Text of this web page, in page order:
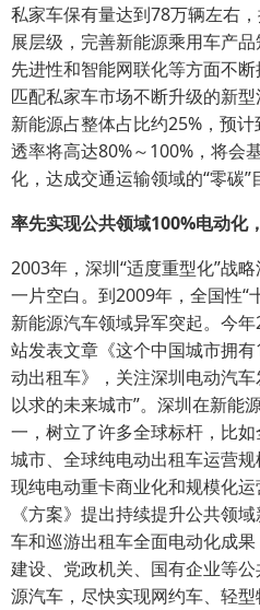
私家车保有量达到78万辆左右
展层级，完善新能源乘用车产
先进性和智能网联化等方面不
匹配私家车市场不断升级的新
新能源占整体占比约25%，预
透率将高达80%～100%，将会
化，达成交通运输领域的“零碳”
率先实现公共领域100%电动化，
2003年，深圳“适度重型化”战
一片空白。到2009年，全国性“
新能源汽车领域异军突起。今
站发表文章《这个中国城市拥
动出租车》，关注深圳电动汽
以求的未来城市”。深圳在新能
一，树立了许多全球标杆，比
城市、全球纯电动出租车运营
现纯电动重卡商业化和规模化
《方案》提出持续提升公共领
车和巡游出租车全面电动化成
建设、党政机关、国有企业等
源汽车，尽快实现网约车、轻